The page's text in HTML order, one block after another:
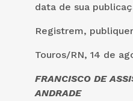
data de sua
Registrem,
Touros/RN, 14 de
FRANCISCO DE
ANDRADE